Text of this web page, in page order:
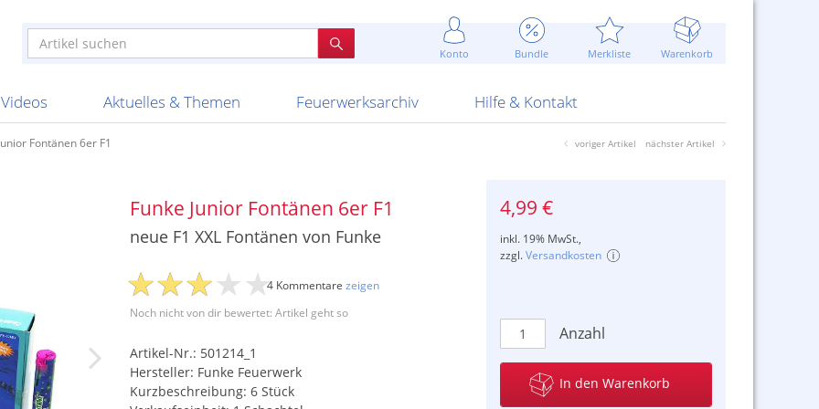
Konto Bundle Merkliste Warenkorb
Schallerzeuger P1
Feuerwerk T1
Schachteln und Attrappen
Streich- und Bengalhölzer
Blitzschnell...
Sommerpreise u.v.m.
Videos
Knallkörper
Batterien
Aktuelles & Themen
Ladenverkauf 2024
20 Jahre Feuerwerksvitrine
Ausnahmegenehmigung
Sammlertreffen
Feuerwerksarchiv
Fireworks Apel Feuerwerk Argento Feuerwerk ARS Pirotecnia
BKV Vuurwerk Bothmer Pyrotechnik
Hilfe & Kontakt
Bestellschluss
Altersnachweis
Versanddienste
Gewerbetreibende
Kontaktformular
AGB
Fontänen 6er F1 voriger Artikel nächster Artikel
Funke Junior Fontänen 6er F1
neue F1 XXL Fontänen von Funke
Noch nicht von dir bewertet: Artikel geht so
4 Kommentare zeigen
Artikel-Nr.: 501214_1
Hersteller: Funke Feuerwerk
Kurzbeschreibung: 6 Stück
4,99 €
inkl. 19% MwSt.,
zzgl.Versandkosten
Anzahl
In den Warenkorb